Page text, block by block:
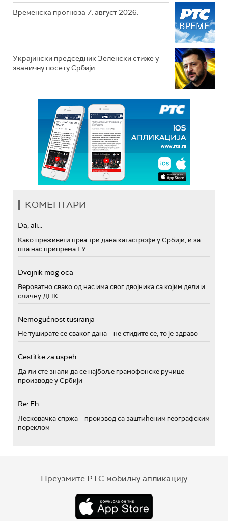
Временска прогноза 7. август 2026.
Украјински председник Зеленски стиже у
званичну посету Србији
КОМЕНТАРИ
Da, ali...
Како преживети прва три дана катастрофе у Србији, и за
шта нас припрема ЕУ
Dvojnik mog oca
Вероватно свако од нас има свог двојника са којим дели и
сличну ДНК
Nemogućnost tusiranja
Не туширате се сваког дана – не стидите се, то је здраво
Cestitke za uspeh
Да ли сте знали да се најбоље грамофонске ручице
производе у Србији
Re: Eh...
Лесковачка спржа – производ са заштићеним географским
пореклом
Преузмите РТС мобилну апликацију